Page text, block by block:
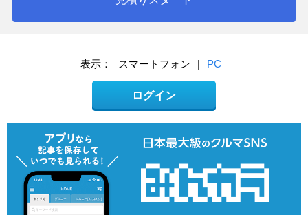
表示： スマートフォン | PC
ログイン